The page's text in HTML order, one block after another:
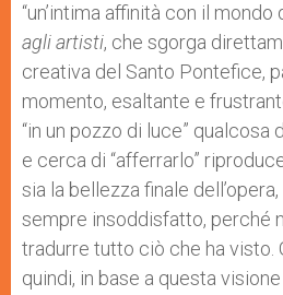
“un’intima affinità con il mondo
agli artisti, che sgorga
creativa del Santo Pontefice,
momento, esaltante e
“in un pozzo di luce”
e cerca di “afferrarlo”
sia la bellezza finale
sempre insoddisfatto, perché
tradurre tutto ciò che ha visto.
quindi, in base a questa